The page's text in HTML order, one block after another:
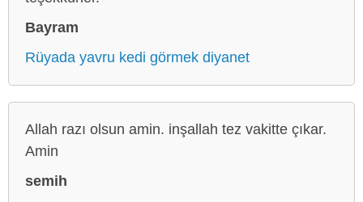
Bayram
Rüyada yavru kedi görmek diyanet
Allah razı olsun amin. inşallah tez vakitte çıkar.
Amin
semih